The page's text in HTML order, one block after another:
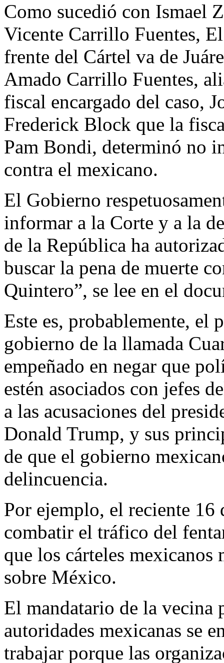
Como sucedió con Ismael
Vicente Carrillo Fuentes,
frente del Cártel va de
Amado Carrillo Fuentes,
fiscal encargado del caso,
Frederick Block que la
Pam Bondi, determinó no
contra el mexicano.
El Gobierno
informar a la Corte y a la
de la República ha
buscar la pena de muerte
Quintero”, se lee en el
Este es, probablemente, el
gobierno de la llamada
empeñado en negar que
estén asociados con jefes
a las acusaciones del
Donald Trump, y sus
de que el gobierno
delincuencia.
Por ejemplo, el reciente
combatir el tráfico del
que los cárteles
sobre México.
El mandatario de la vecina
autoridades mexicanas se
trabajar porque las